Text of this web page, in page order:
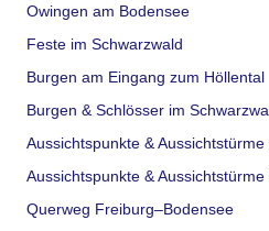
Owingen am Bodensee
Feste im Schwarzwald
Burgen am Eingang zum Höllental
Burgen & Schlösser im
Aussichtspunkte &
Aussichtspunkte & Aussichtstürme
Querweg Freiburg–Bodensee